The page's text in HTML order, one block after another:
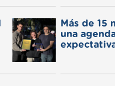
Más de 15
una